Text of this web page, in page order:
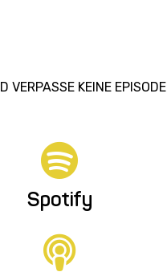
VERPASSE KEINE EPISODE

Spotify
